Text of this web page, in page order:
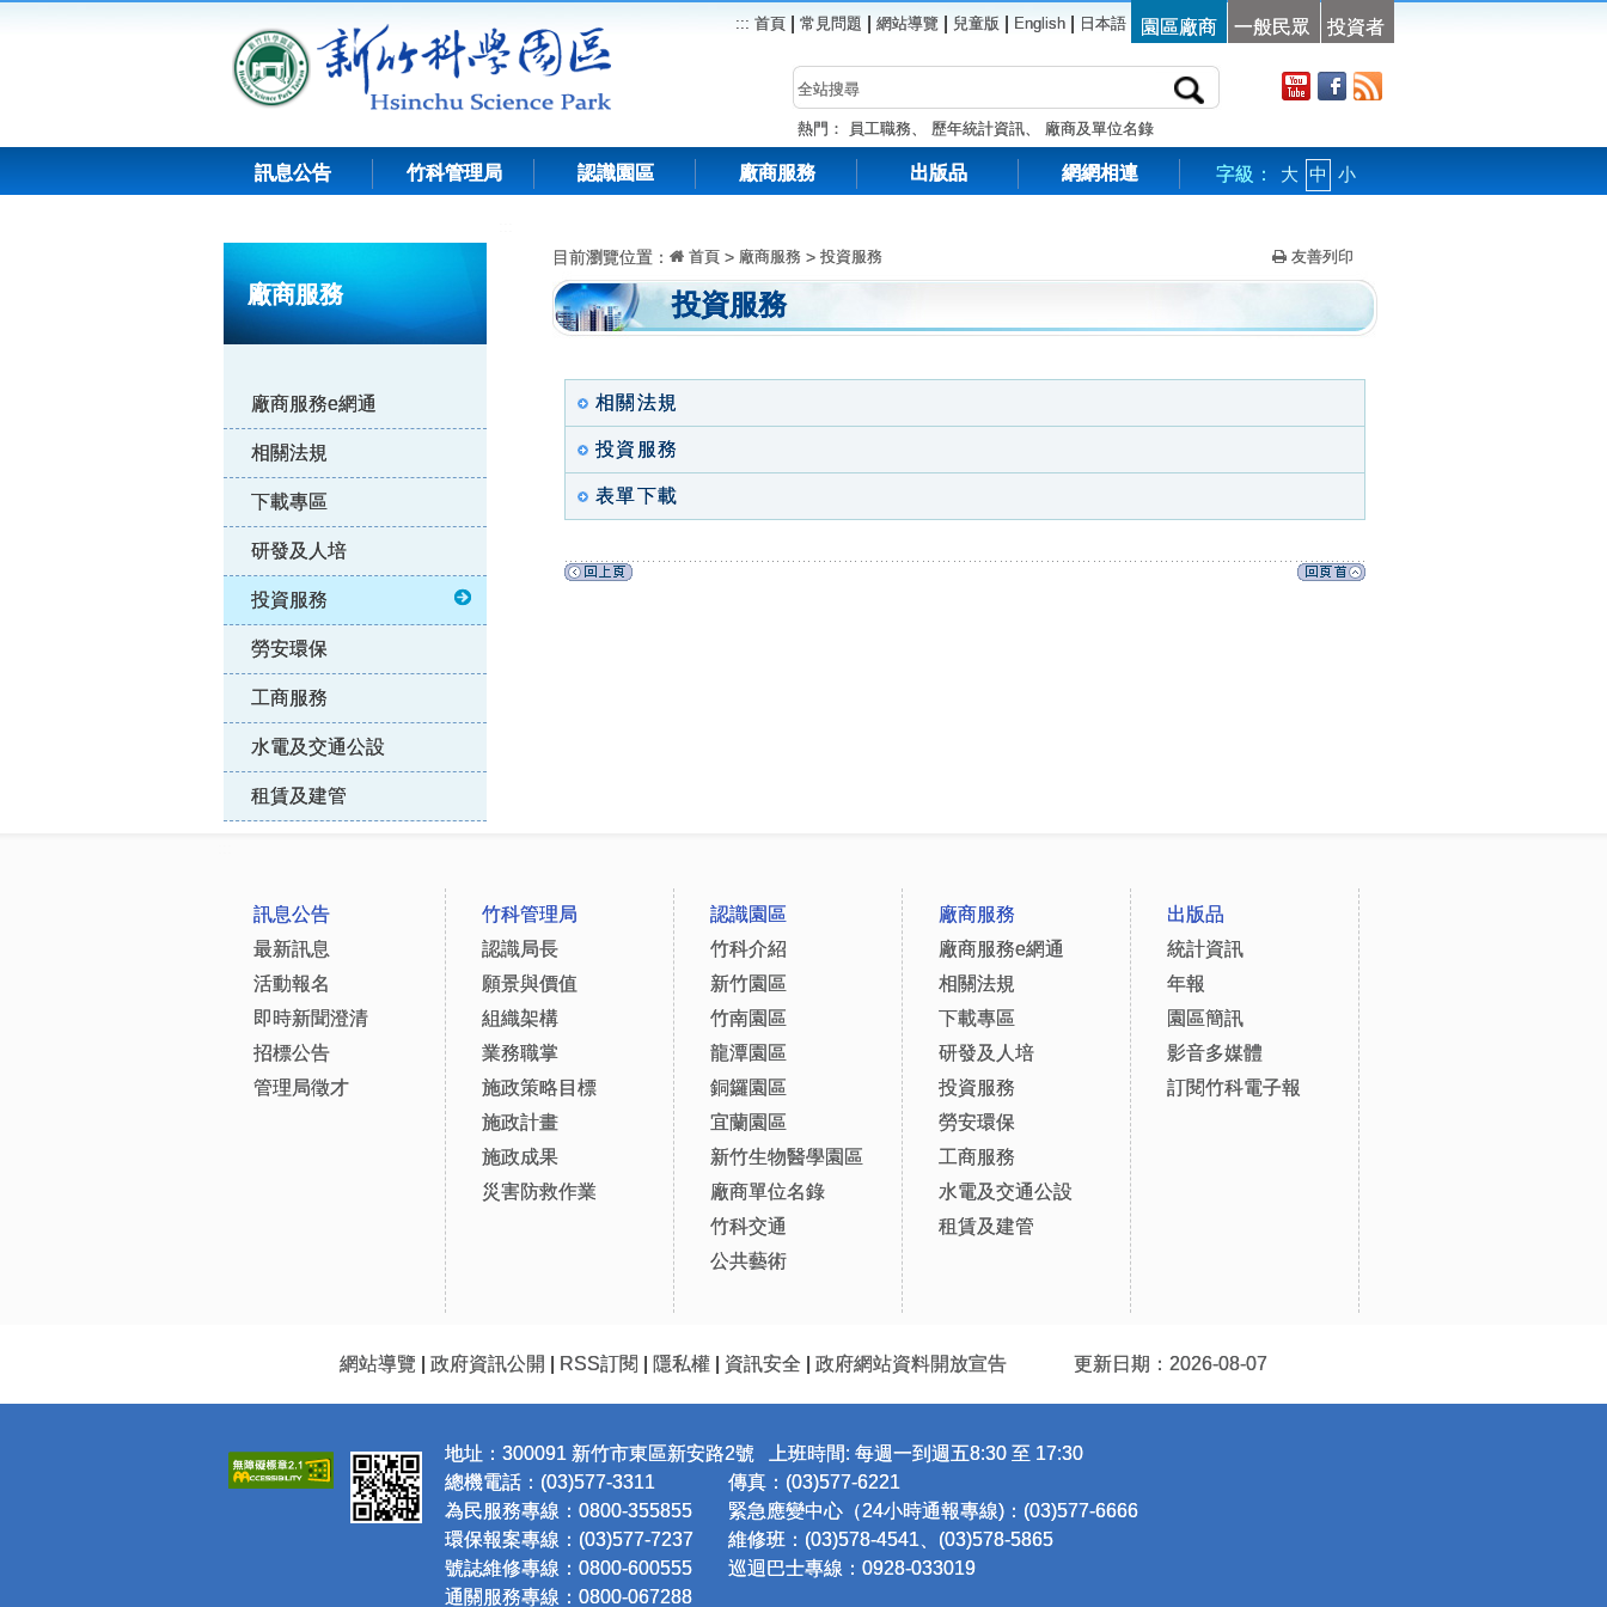
::: 首頁 常見問題 網站導覽 兒童版 English 日本語 園區廠商 一般民眾 投資者
熱門： 員工職務、 歷年統計資訊、 廠商及單位名錄
訊息公告 竹科管理局 認識園區 廠商服務 出版品 網網相連 字級： 大 中 小
廠商服務
廠商服務e網通
相關法規
下載專區
研發及人培
投資服務
勞安環保
工商服務
水電及交通公設
租賃及建管
目前瀏覽位置： 首頁 > 廠商服務 > 投資服務 友善列印
投資服務
相關法規
投資服務
表單下載
訊息公告
最新訊息
活動報名
即時新聞澄清
招標公告
管理局徵才
竹科管理局
認識局長
願景與價值
組織架構
業務職掌
施政策略目標
施政計畫
施政成果
災害防救作業
認識園區
竹科介紹
新竹園區
竹南園區
龍潭園區
銅鑼園區
宜蘭園區
新竹生物醫學園區
廠商單位名錄
竹科交通
公共藝術
廠商服務
廠商服務e網通
相關法規
下載專區
研發及人培
投資服務
勞安環保
工商服務
水電及交通公設
租賃及建管
出版品
統計資訊
年報
園區簡訊
影音多媒體
訂閱竹科電子報
網站導覽 政府資訊公開 RSS訂閱 隱私權 資訊安全 政府網站資料開放宣告 更新日期：2026-08-07
地址：300091 新竹市東區新安路2號 上班時間: 每週一到週五8:30 至 17:30
總機電話：(03)577-3311
傳真：(03)577-6221
為民服務專線：0800-355855
緊急應變中心（24小時通報專線)：(03)577-6666
環保報案專線：(03)577-7237
維修班：(03)578-4541、(03)578-5865
號誌維修專線：0800-600555
巡迴巴士專線：0928-033019
通關服務專線：0800-067288